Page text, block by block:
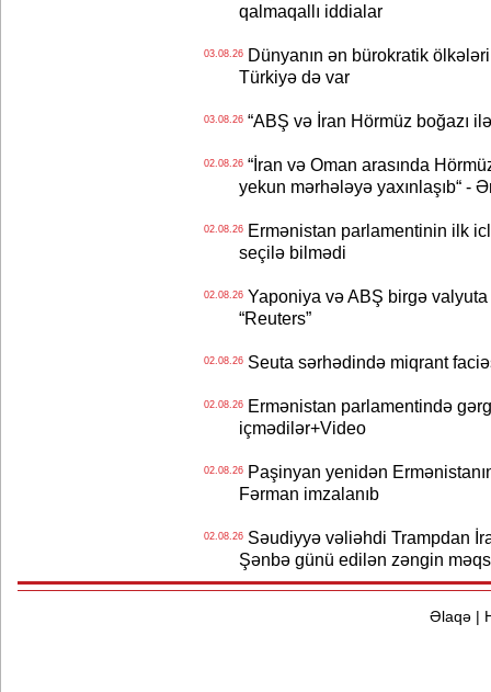
qalmaqallı iddialar
03.08.26Dünyanın ən bürokratik ölkələri
Türkiyə də var
03.08.26“ABŞ və İran Hörmüz boğazı ilə
02.08.26“İran və Oman arasında
yekun mərhələyə yaxınlaşıb“ -
02.08.26Ermənistan parlamentinin ilk
seçilə bilmədi
02.08.26Yaponiya və ABŞ birgə valyuta
“Reuters”
02.08.26Seuta sərhədində miqrant
02.08.26Ermənistan parlamentində
içmədilər+Video
02.08.26Paşinyan yenidən
Fərman imzalanıb
02.08.26Səudiyyə vəliəhdi Trampdan
Şənbə günü edilən zəngin
Əlaqə|